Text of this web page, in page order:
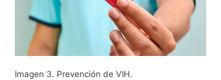
Imagen 3. Prevención de VIH.